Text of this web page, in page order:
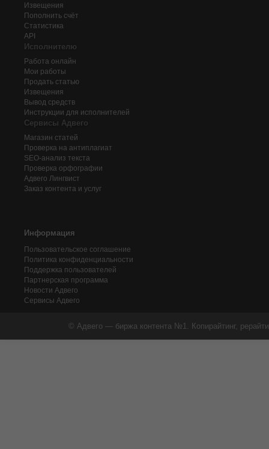
Извещения
Пополнить счёт
Статистика
API
Исполнителю
Работа онлайн
Мои работы
Продать статью
Извещения
Вывод средств
Инструкции для исполнителей
Сервисы Адвего
Магазин статей
Проверка на антиплагиат
SEO-анализ текста
Проверка орфографии
Адвего Лингвист
Заказ контента и услуг
Информация
Пользовательское соглашение
Политика конфиденциальности
Поддержка пользователей
Партнерская программа
Новости Адвего
Сервисы Адвего
© Адвего — биржа контента №1. Копирайтинг,